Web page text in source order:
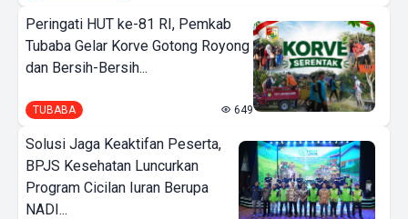
Peringati HUT ke-81 RI, Pemkab
Tubaba Gelar Korve Gotong Royong
dan Bersih-Bersih...
TUBABA 649
Solusi Jaga Keaktifan Peserta,
BPJS Kesehatan Luncurkan
Program Cicilan Iuran Berupa
NADI...